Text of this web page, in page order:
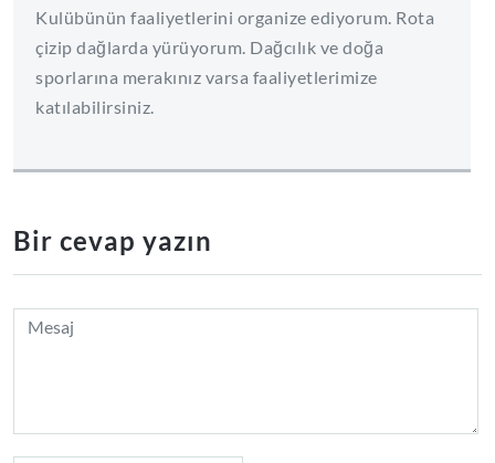
Kulübünün faaliyetlerini organize ediyorum. Rota
çizip dağlarda yürüyorum. Dağcılık ve doğa
sporlarına merakınız varsa faaliyetlerimize
katılabilirsiniz.
Bir cevap yazın